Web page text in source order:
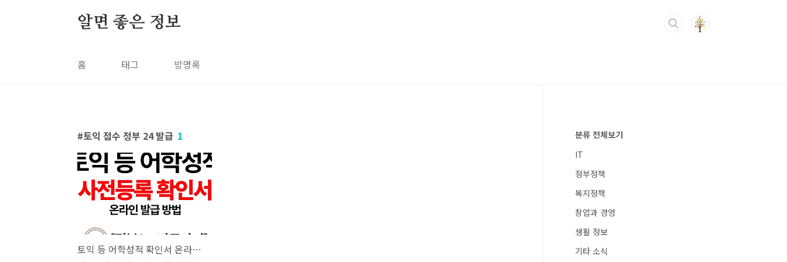
알면 좋은 정보
홈 태그 방명록
토익 점수 정부 24 발급 1
토익 등 어학성적 확인서 온라인 발급 방법[정부24]
분류 전체보기
IT
정부정책
복지정책
창업과 경영
생활 정보
기타 소식